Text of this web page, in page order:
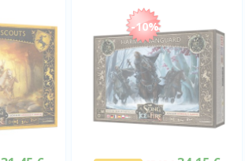
-10%